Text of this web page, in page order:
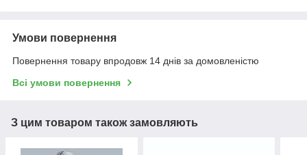
Умови повернення
Повернення товару впродовж 14 днів за домовленістю
Всі умови повернення
З цим товаром також замовляють